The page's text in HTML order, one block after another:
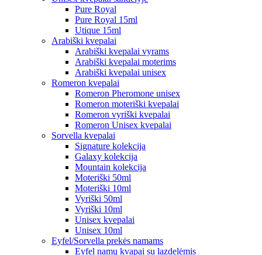
Pure Royal
Pure Royal 15ml
Utique 15ml
Arabiški kvepalai
Arabiški kvepalai vyrams
Arabiški kvepalai moterims
Arabiški kvepalai unisex
Romeron kvepalai
Romeron Pheromone unisex
Romeron moteriški kvepalai
Romeron vyriški kvepalai
Romeron Unisex kvepalai
Sorvella kvepalai
Signature kolekcija
Galaxy kolekcija
Mountain kolekcija
Moteriški 50ml
Moteriški 10ml
Vyriški 50ml
Vyriški 10ml
Unisex kvepalai
Unisex 10ml
Eyfel/Sorvella prekės namams
Eyfel namų kvapai su lazdelėmis